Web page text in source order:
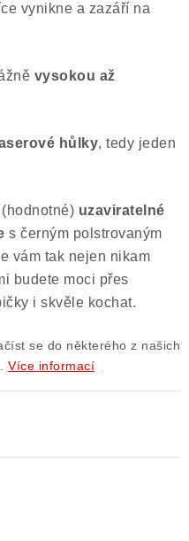
vynikne a zazáří na
vysokou až
hůlky, tedy jeden
(hodnotné) uzaviratelné
s černým polstrovaným
vám tak nejen nikam
budete moci přes
i skvěle kochat.
se do některého z našich
Více informací